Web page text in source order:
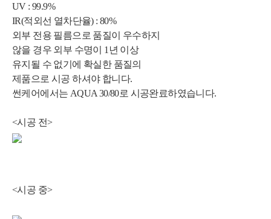
UV : 99.9%
IR(적외선 열차단율) : 80%
외부 전용 필름으로 품질이 우수하지
않을 경우 외부 수명이 1년 이상
유지될 수 없기에 확실한 품질의
제품으로 시공 하셔야 합니다.
썬케어에서는 AQUA 30/80로 시공완료하였습니다.
<시공 전>
<시공 중>